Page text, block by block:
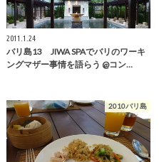
2011.1.24
バリ島13 JIWA SPAでバリのワーキ
ングマザー事情を語らう @コン…
2010バリ島